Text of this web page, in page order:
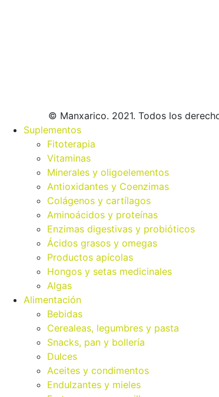
© Manxarico. 2021. Todos los
Suplementos
Fitoterapia
Vitaminas
Minerales y oligoelementos
Antioxidantes y Coenzimas
Colágenos y cartílagos
Aminoácidos y proteínas
Enzimas digestivas y probióticos
Ácidos grasos y omegas
Productos apícolas
Hongos y setas medicinales
Algas
Alimentación
Bebidas
Cerealeas, legumbres y pasta
Snacks, pan y bollería
Dulces
Aceites y condimentos
Endulzantes y mieles